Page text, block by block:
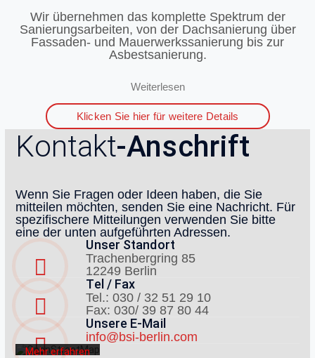
Wir übernehmen das komplette Spektrum der
Sanierungsarbeiten, von der Dachsanierung über
Fassaden- und Mauerwerkssanierung bis zur
Asbestsanierung.
Weiterlesen
Klicken Sie hier für weitere Details
Kontakt-Anschrift
Wenn Sie Fragen oder Ideen haben, die Sie
mitteilen möchten, senden Sie eine Nachricht. Für
spezifischere Mitteilungen verwenden Sie bitte
eine der unten aufgeführten Adressen.
Unser Standort
Trachenbergring 85
12249 Berlin
Tel / Fax
Tel.: 030 / 32 51 29 10
Fax: 030/ 39 87 80 44
Unsere E-Mail
info@bsi-berlin.com
Laden der
Karte
akzeptieren
Datenschutzerklärung
von
OpenStreetMap
Foundation.
Mehr erfahren